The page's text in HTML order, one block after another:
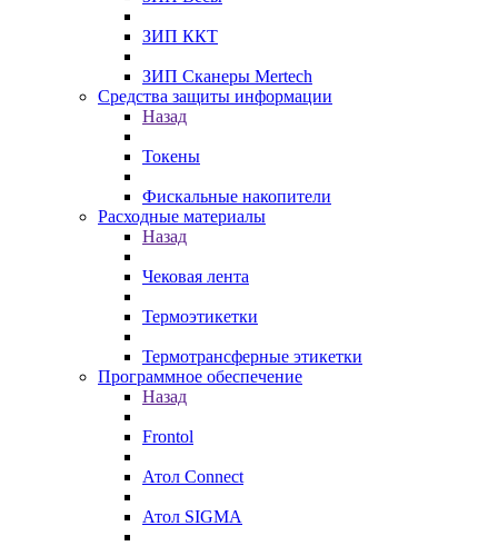
ЗИП ККТ
ЗИП Сканеры Mertech
Средства защиты информации
Назад
Токены
Фискальные накопители
Расходные материалы
Назад
Чековая лента
Термоэтикетки
Термотрансферные этикетки
Программное обеспечение
Назад
Frontol
Атол Connect
Атол SIGMA